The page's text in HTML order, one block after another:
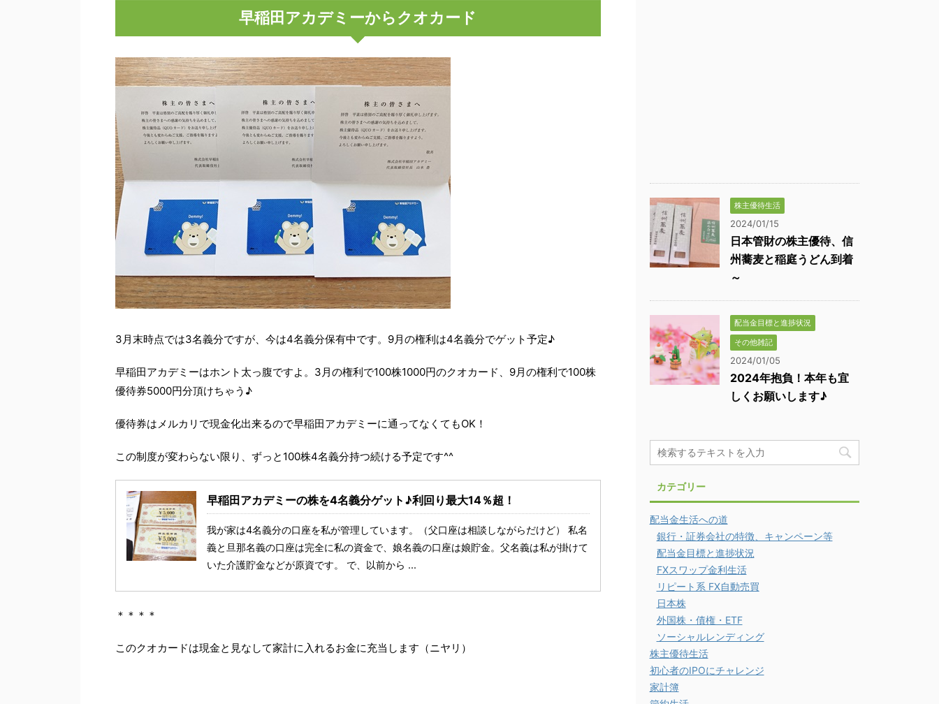
早稲田アカデミーからクオカード
3月末時点では3名義分ですが、今は4名義分保有中です。9月の権利は4名義分でゲット予定♪
早稲田アカデミーはホント太っ腹ですよ。3月の権利で100株1000円のクオカード、9月の権利で100株
優待券5000円分頂けちゃう♪
優待券はメルカリで現金化出来るので早稲田アカデミーに通ってなくてもOK！
この制度が変わらない限り、ずっと100株4名義分持つ続ける予定です^^
早稲田アカデミーの株を4名義分ゲット♪利回り最大14％超！
我が家は4名義分の口座を私が管理しています。（父口座は相談しながらだけど） 私名
義と旦那名義の口座は完全に私の資金で、娘名義の口座は娘貯金。父名義は私が掛けて
いた介護貯金などが原資です。 で、以前から ...
＊＊＊＊
このクオカードは現金と見なして家計に入れるお金に充当します（ニヤリ）
株主優待生活
2024/01/15
日本管財の株主優待、信
州蕎麦と稲庭うどん到着
～
配当金目標と進捗状況
その他雑記
2024/01/05
2024年抱負！本年も宜
しくお願いします♪
カテゴリー
配当金生活への道
銀行・証券会社の特徴、キャンペーン等
配当金目標と進捗状況
FXスワップ金利生活
リピート系 FX自動売買
日本株
外国株・債権・ETF
ソーシャルレンディング
株主優待生活
初心者のIPOにチャレンジ
家計簿